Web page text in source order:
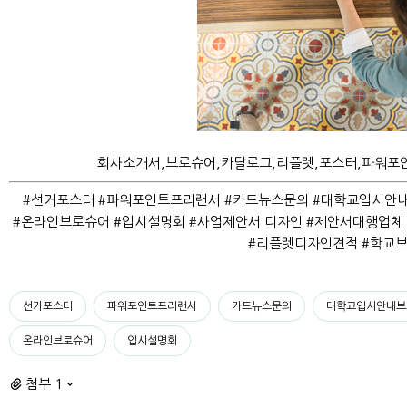
회사소개서,브로슈어,카달로그,리플렛,포스터,파워
#선거포스터 #파워포인트프리랜서 #카드뉴스문의 #대학교입시안
#온라인브로슈어 #입시설명회 #사업제안서 디자인 #제안서대행업
#리플렛디자인견적 #학교
선거포스터 파워포인트프리랜서 카드뉴스문의 대학교입시안내
온라인브로슈어 입시설명회
첨부 1